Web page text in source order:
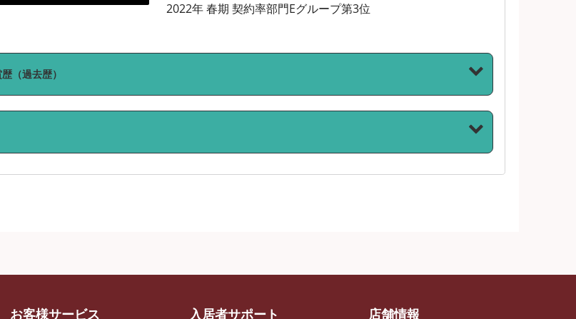
2022年 春期 契約率部門Eグループ第3位
（過去歴）
お客様サービス 入居者サポート 店舗情報